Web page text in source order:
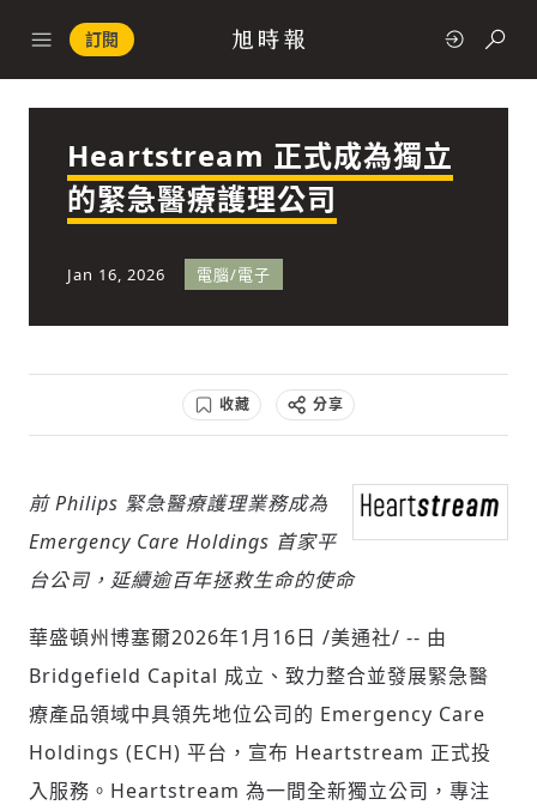
訂閱
政治
社會
人文
Heartstream 正式成為獨立
的緊急醫療護理公司
Jan 16, 2026 電腦/電子
收藏 分享
前 Philips 緊急醫療護理業務成為
Emergency Care Holdings 首家平
台公司，延續逾百年拯救生命的使命
華盛頓州博塞爾2026年1月16日 /美通社/ -- 由
Bridgefield Capital 成立、致力整合並發展緊急醫
療產品領域中具領先地位公司的 Emergency Care
Holdings (ECH) 平台，宣布 Heartstream 正式投
入服務。Heartstream 為一間全新獨立公司，專注